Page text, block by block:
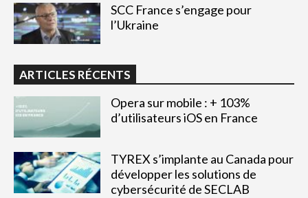
SCC France s’engage pour
l’Ukraine
ARTICLES RÉCENTS
Opera sur mobile : + 103%
d’utilisateurs iOS en France
TYREX s’implante au Canada pour
développer les solutions de
cybersécurité de SECLAB